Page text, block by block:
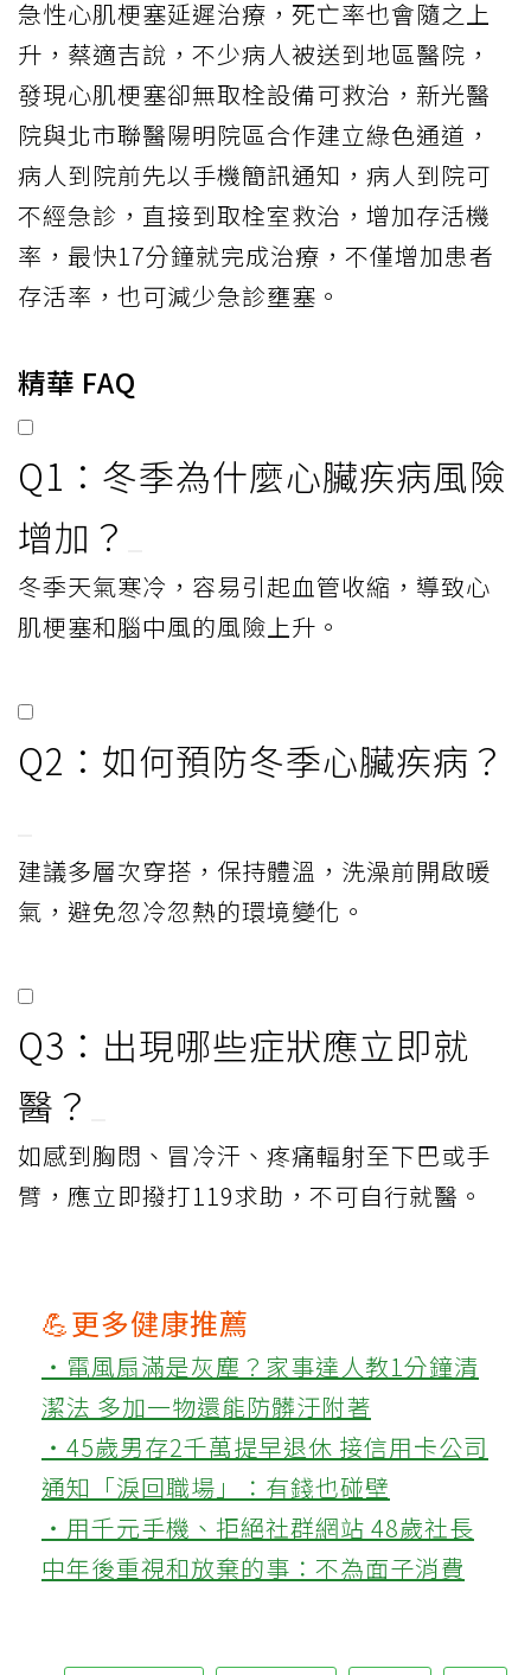
急性心肌梗塞延遲治療，死亡率也會隨之上
升，蔡適吉說，不少病人被送到地區醫院，
發現心肌梗塞卻無取栓設備可救治，新光醫
院與北市聯醫陽明院區合作建立綠色通道，
病人到院前先以手機簡訊通知，病人到院可
不經急診，直接到取栓室救治，增加存活機
率，最快17分鐘就完成治療，不僅增加患者
存活率，也可減少急診壅塞。
精華 FAQ
Q1：冬季為什麼心臟疾病風險
增加？
冬季天氣寒冷，容易引起血管收縮，導致心
肌梗塞和腦中風的風險上升。
Q2：如何預防冬季心臟疾病？
建議多層次穿搭，保持體溫，洗澡前開啟暖
氣，避免忽冷忽熱的環境變化。
Q3：出現哪些症狀應立即就
醫？
如感到胸悶、冒冷汗、疼痛輻射至下巴或手
臂，應立即撥打119求助，不可自行就醫。
💪更多健康推薦
‧電風扇滿是灰塵？家事達人教1分鐘清
潔法 多加一物還能防髒汙附著
‧45歲男存2千萬提早退休 接信用卡公司
通知「淚回職場」：有錢也碰壁
‧用千元手機、拒絕社群網站 48歲社長
中年後重視和放棄的事：不為面子消費